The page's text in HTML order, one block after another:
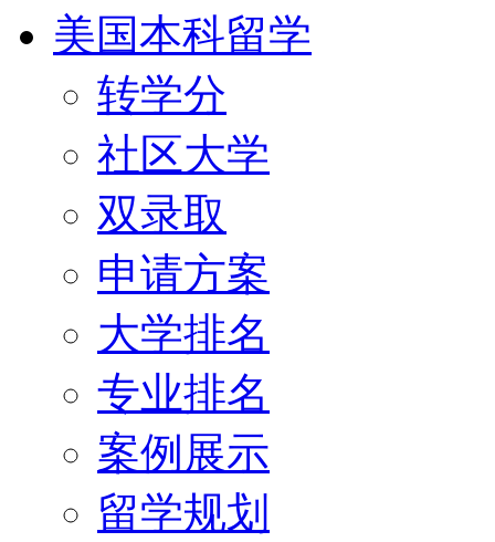
美国本科留学
转学分
社区大学
双录取
申请方案
大学排名
专业排名
案例展示
留学规划